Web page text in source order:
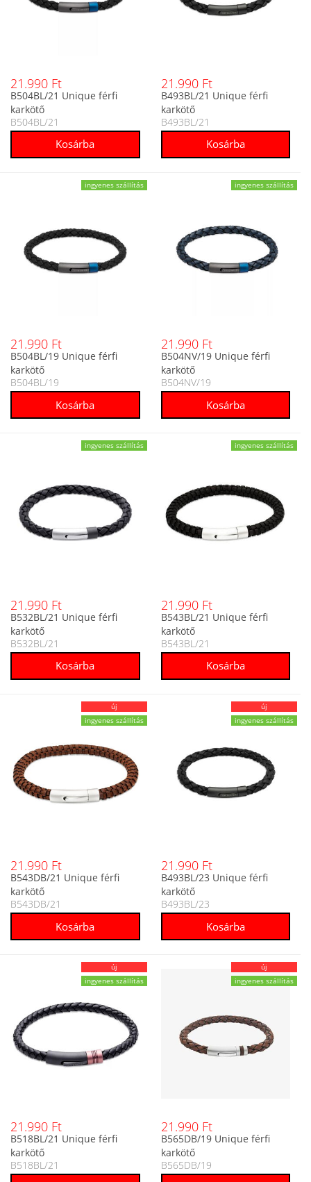
21.990 Ft
B504BL/21 Unique férfi
karkötő
B504BL/21
21.990 Ft
B493BL/21 Unique férfi
karkötő
B493BL/21
ingyenes szállítás
21.990 Ft
B504BL/19 Unique férfi
karkötő
B504BL/19
ingyenes szállítás
21.990 Ft
B504NV/19 Unique férfi
karkötő
B504NV/19
ingyenes szállítás
21.990 Ft
B532BL/21 Unique férfi
karkötő
B532BL/21
ingyenes szállítás
21.990 Ft
B543BL/21 Unique férfi
karkötő
B543BL/21
új
ingyenes szállítás
21.990 Ft
B543DB/21 Unique férfi
karkötő
B543DB/21
új
ingyenes szállítás
21.990 Ft
B493BL/23 Unique férfi
karkötő
B493BL/23
új
ingyenes szállítás
21.990 Ft
B518BL/21 Unique férfi
karkötő
B518BL/21
új
ingyenes szállítás
21.990 Ft
B565DB/19 Unique férfi
karkötő
B565DB/19